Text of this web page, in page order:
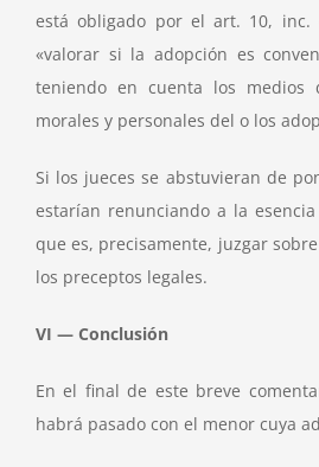
está obligado por el art. 10, inc.
«valorar si la adopción es
teniendo en cuenta los medios
morales y personales del o los
Si los jueces se abstuvieran de
estarían renunciando a la
que es, precisamente, juzgar
los preceptos legales.
VI — Conclusión
En el final de este breve
habrá pasado con el menor cuya